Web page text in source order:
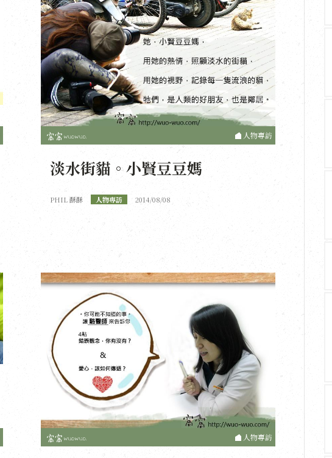
人物專訪
淡水街貓。小賢豆豆媽
PHIL 酥酥 人物專訪 2014/08/08
人物專訪